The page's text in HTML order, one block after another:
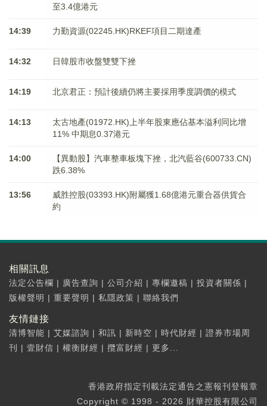
至3.4億港元
14:39 力勤資源(02245.HK)RKEF項目二期達產
14:32 日韓股市收盤雙雙下挫
14:19 北京君正：預計後續仍將主要採用季度調價的模式
14:13
太古地產(01972.HK)上半年股東應佔基本溢利同比增
11% 中期息0.37港元
14:00
【異動股】汽車整車板塊下挫，北汽藍谷(600733.CN)
跌6.38%
13:56
威胜控股(03393.HK)附屬獲1.68億港元重合器供貨合
約
相關訊息
法定公告欄 | 廣告查詢 | 公司介紹 | 專欄邀稿 | 投資者關係 |
版權聲明 | 重要聲明 | 私隱政策 | 聯絡我們
友情鏈接
清博智能 | 艾媒諮詢 | 和訊 | 新時空 | 時代財經 | 證券市場周
刊
| 壹財信 | 權衡財經 | 攬富財經 | 更多...
香港政府指定刊載法定通告之憲報刊登報章
Copyright © 1998 - 2026 財華控股有限公司